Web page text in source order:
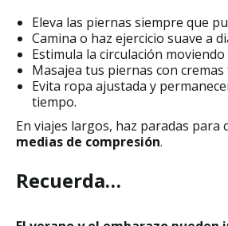
Eleva las piernas siempre que
Camina o haz ejercicio suave a
Estimula la circulación
Masajea tus piernas con cremas
Evita ropa ajustada y
tiempo.
En viajes largos, haz paradas para
medias de compresión.
Recuerda…